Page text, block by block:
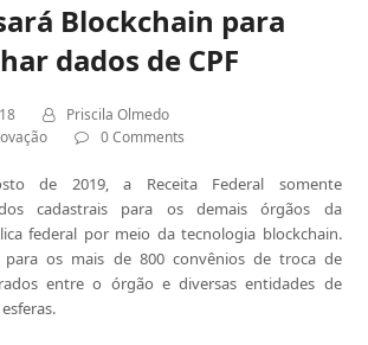
Blockchain para
dados de CPF
Priscila Olmedo
0 Comments
de 2019, a Receita Federal somente
cadastrais para os demais órgãos da
federal por meio da tecnologia blockchain.
os mais de 800 convênios de troca de
entre o órgão e diversas entidades de